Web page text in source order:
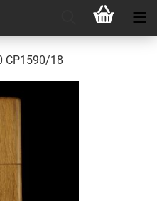
CP1590/18